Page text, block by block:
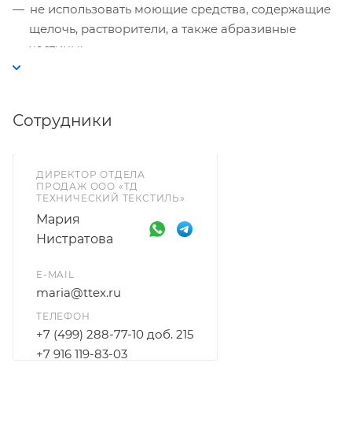
не использовать моющие средства, содержащие
щелочь, растворители, а также абразивные
частицы;
маркировки красками, чернилами или
Сотрудники
ДИРЕКТОР ОТДЕЛА
ПРОДАЖ ООО «ТД
ТЕХНИЧЕСКИЙ ТЕКСТИЛЬ»
Мария
Нистратова
E-MAIL
maria@ttex.ru
ТЕЛЕФОН
+7 (499) 288-77-10 доб. 215
+7 916 119-83-03